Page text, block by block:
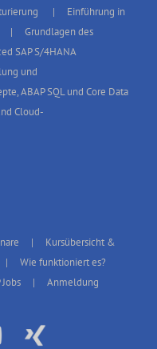
Einführung in
Grundlagen des
SAP S/4HANA
und
ABAP SQL und Core Data
Cloud-
Kursübersicht &
Wie funktioniert es?
Jobs Anmeldung